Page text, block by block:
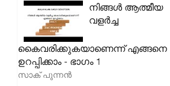
നിങ്ങൾ ആത്മീയ
വളർച്ച
കൈവരിക്കുകയാണെന്ന് എങ്ങനെ
ഉറപ്പിക്കാം - ഭാഗം 1
സാക് പുന്നൻ